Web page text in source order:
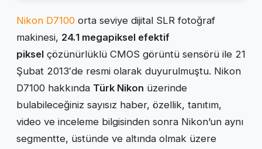
Nikon D7100 orta seviye dijital SLR fotoğraf
makinesi, 24.1 megapiksel efektif
piksel çözünürlüklü CMOS görüntü sensörü ile 21
Şubat 2013′de resmi olarak duyurulmuştu. Nikon
D7100 hakkında Türk Nikon üzerinde
bulabileceğiniz sayısız haber, özellik, tanıtım,
video ve inceleme bilgisinden sonra Nikon’un aynı
segmentte, üstünde ve altında olmak üzere